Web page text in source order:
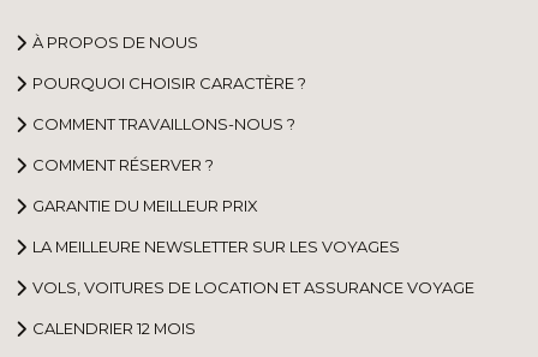
À PROPOS DE NOUS
POURQUOI CHOISIR CARACTÈRE ?
COMMENT TRAVAILLONS-NOUS ?
COMMENT RÉSERVER ?
GARANTIE DU MEILLEUR PRIX
LA MEILLEURE NEWSLETTER SUR LES VOYAGES
VOLS, VOITURES DE LOCATION ET ASSURANCE VOYAGE
CALENDRIER 12 MOIS